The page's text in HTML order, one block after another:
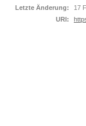
Letzte Änderung:
17
URI: